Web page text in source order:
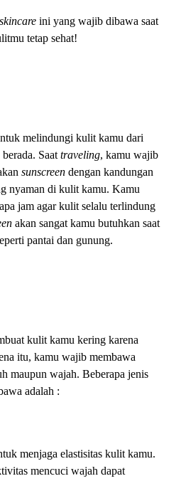
skincareini yang wajib dibawa saat
tetap sehat!
melindungi kulit kamu dari
Saattraveling, kamu wajib
sunscreendengan kandungan
nyaman di kulit kamu. Kamu
jam agar kulit selalu terlindung
akan sangat kamu butuhkan saat
pantai dan gunung.
kulit kamu kering karena
itu, kamu wajib membawa
maupun wajah. Beberapa jenis
adalah :
menjaga elastisitas kulit kamu.
mencuci wajah dapat